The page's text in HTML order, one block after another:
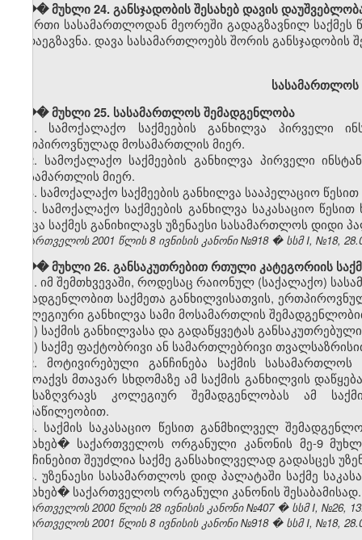
��� მუხლი 24. განსჯადობის შესახებ დავის
ერთი სასამართლოდან მეორეში გადაგზავნილ
გადაეგზავნა. დავა სასამართლოებს შორის განსჯადობის
სასამართლოს
��� მუხლი 25. სასამართლოს შემადგენლობა
1. სამოქალაქო საქმეების განხილვა პირველი
ერთპიროვნულად მოსამართლის მიერ.
2. სამოქალაქო საქმეების განხილვა პირველი
მოსამართლის მიერ.
3. სამოქალაქო საქმეების განხილვა სააპელაციო
4. სამოქალაქო საქმეების განხილვა საკასაციო
როცა საქმეს განიხილავს უზენაესი სასამართლოს დიდი
საქართველოს 2001 წლის 8 ივნისის კანონი №918 � სსმ I, №18,
��� მუხლი 26. განსაკუთრებით რთული კატეგორიის
1. იმ შემთხვევაში, როდესაც რაიონულ (საქალაქო)
შემადგენლობით საქმეთა განხილვისათვის,
კოლეგიური განხილვა სამი მოსამართლის
ა) საქმის განხილვასა და გადაწყვეტას
ბ) საქმე ფაქტობრივი ან სამართლებრივი
2. მოტივირებული განჩინება საქმის
გამოაქვს მთავარ სხდომაზე ამ საქმის განხილვის
განსაზღვრავს კოლეგიურ შემადგენლობას ამ
მონაწილეობით.
3. საქმის საკასაციო წესით განმხილველ
შესახებ� საქართველოს ორგანული კანონის მე-9
განჩინებით შეუძლია საქმე განსახილველად გადასცეს
4. უზენაესი სასამართლოს დიდ პალატაში საქმე
შესახებ� საქართველოს ორგანული კანონის შესაბამისად.
საქართველოს 2000 წლის 28 ივნისის კანონი №407 � სსმ I, №26,
საქართველოს 2001 წლის 8 ივნისის კანონი №918 � სსმ I, №18,